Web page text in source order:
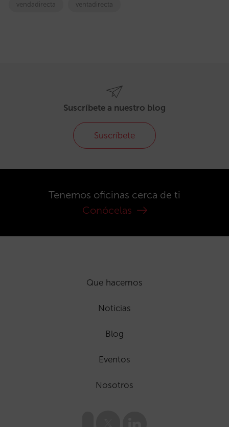
vendadirecta ventadirecta
Suscríbete a nuestro blog
Suscríbete
Tenemos oficinas cerca de ti
Conócelas
Que hacemos
Noticias
Blog
Eventos
Nosotros